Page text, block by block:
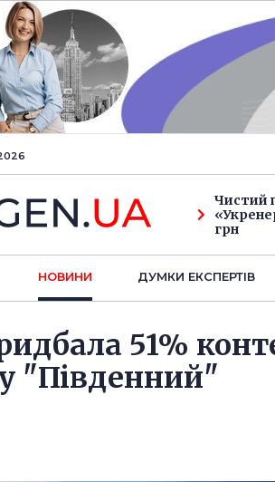
Чистий
грн
НОВИНИ ДУМКИ ЕКСПЕРТIВ
51%
"Південний"